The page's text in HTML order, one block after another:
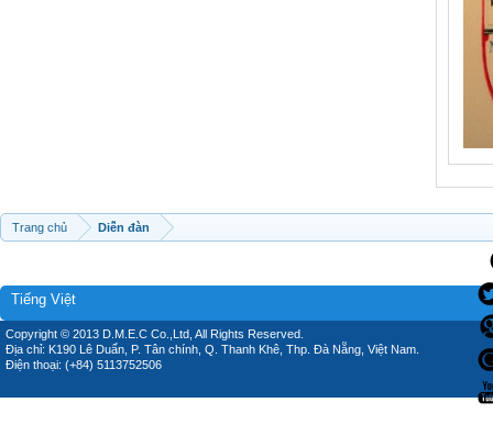
Trang chủ Diễn đàn
Tiếng Việt
Copyright © 2013 D.M.E.C Co.,Ltd, All Rights Reserved.
Địa chỉ: K190 Lê Duẩn, P. Tân chính, Q. Thanh Khê, Thp. Đà Nẵng, Việt Nam.
Điện thoại: (+84) 5113752506